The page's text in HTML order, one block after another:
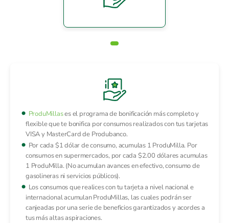
ProduMillases el programa de bonificación más completo y
flexible que te bonifica por consumos realizados con tus tarjetas
VISA y MasterCard de Produbanco.
Por cada $1 dólar de consumo, acumulas 1 ProduMilla. Por
consumos en supermercados, por cada $2.00 dólares acumulas
1 ProduMilla. (No acumulan avances en efectivo, consumo de
gasolineras ni servicios públicos).
Los consumos que realices con tu tarjeta a nivel nacional e
internacional acumulan ProduMillas, las cuales podrán ser
canjeadas por una serie de beneficios garantizados y acordes a
tus más altas aspiraciones.